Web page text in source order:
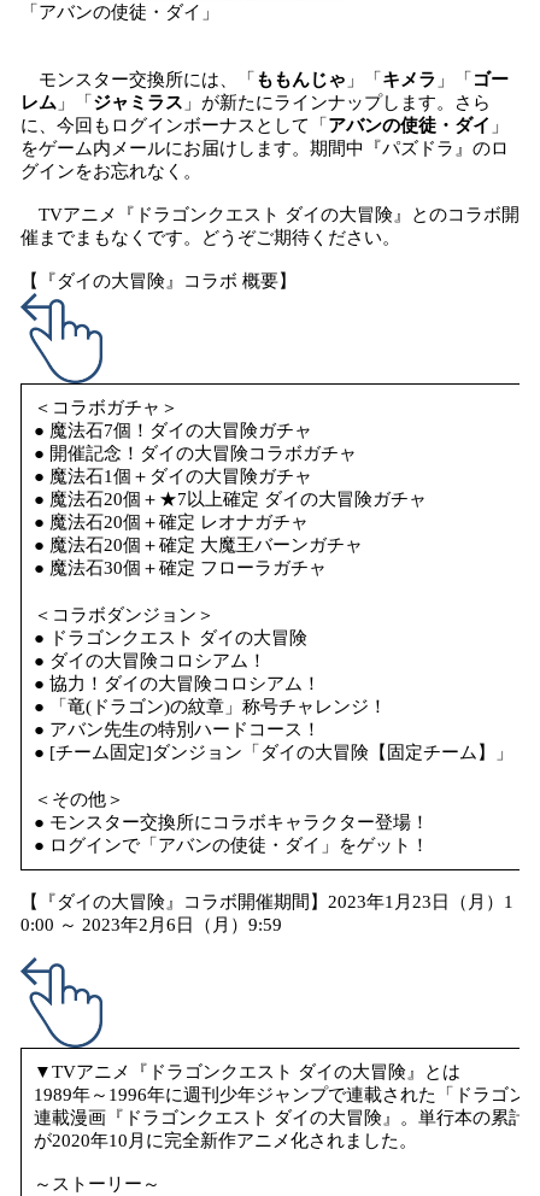
「アバンの使徒・ダイ」
モンスター交換所には、「 ももんじゃ 」「 キメラ 」「 ゴー
レム 」「 ジャミラス 」が新たにラインナップします。さら
に、今回もログインボーナスとして「 アバンの使徒・ダイ 」
をゲーム内メールにお届けします。期間中『パズドラ』のロ
グインをお忘れなく。
TVアニメ『ドラゴンクエスト ダイの大冒険』とのコラボ開
催までまもなくです。どうぞご期待ください。
【『ダイの大冒険』コラボ 概要】
＜コラボガチャ＞
● 魔法石7個！ダイの大冒険ガチャ
● 開催記念！ダイの大冒険コラボガチャ
● 魔法石1個＋ダイの大冒険ガチャ
● 魔法石20個＋★7以上確定 ダイの大冒険ガチャ
● 魔法石20個＋確定 レオナガチャ
● 魔法石20個＋確定 大魔王バーンガチャ
● 魔法石30個＋確定 フローラガチャ
＜コラボダンジョン＞
● ドラゴンクエスト ダイの大冒険
● ダイの大冒険コロシアム！
● 協力！ダイの大冒険コロシアム！
● 「竜(ドラゴン)の紋章」称号チャレンジ！
● アバン先生の特別ハードコース！
● [チーム固定]ダンジョン「ダイの大冒険【固定チーム】」
＜その他＞
● モンスター交換所にコラボキャラクター登場！
● ログインで「アバンの使徒・ダイ」をゲット！
【『ダイの大冒険』コラボ開催期間】2023年1月23日（月）1
0:00 ～ 2023年2月6日（月）9:59
▼TVアニメ『ドラゴンクエスト ダイの大冒険』とは
1989年～1996年に週刊少年ジャンプで連載された「ドラゴン
連載漫画『ドラゴンクエスト ダイの大冒険』。単行本の累計
が2020年10月に完全新作アニメ化されました。
～ストーリー～